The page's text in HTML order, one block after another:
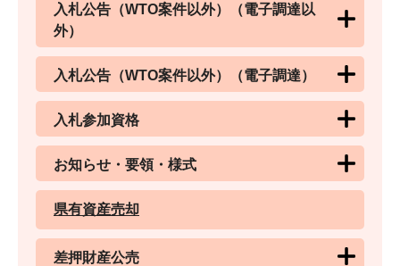
入札公告（WTO案件以外）（電子調達以
外）
入札公告（WTO案件以外）（電子調達）
入札参加資格
お知らせ・要領・様式
県有資産売却
差押財産公売